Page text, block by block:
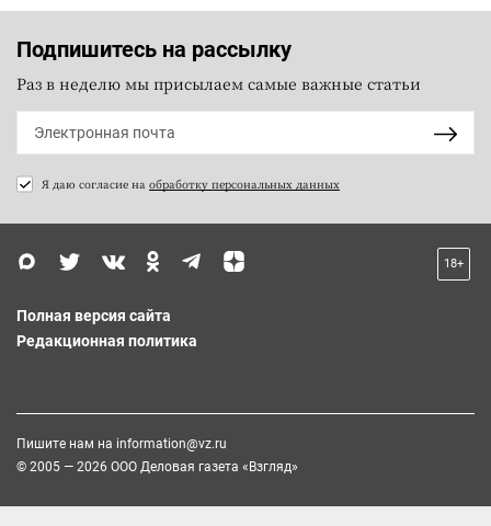
Подпишитесь на рассылку
Раз в неделю мы присылаем самые важные статьи
Я даю согласие на обработку персональных данных
18+
Полная версия сайта
Редакционная политика
Пишите нам на information@vz.ru
© 2005 — 2026 ООО Деловая газета «Взгляд»